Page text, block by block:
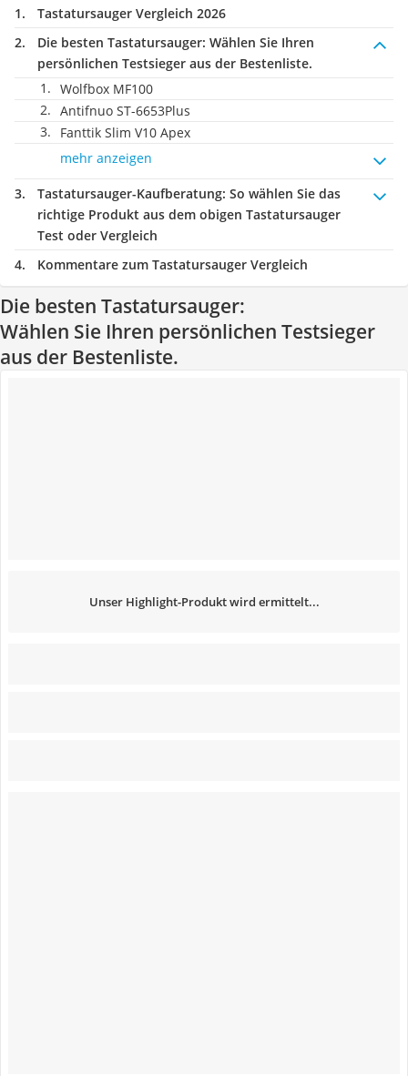
Tastatursauger Vergleich 2026
Die besten Tastatursauger: Wählen Sie Ihren
persönlichen Testsieger aus der Bestenliste.
Wolfbox MF100
Antifnuo ‎ST-6653Plus
Fanttik Slim V10 Apex
mehr anzeigen
Tastatursauger-Kaufberatung: So wählen Sie das
richtige Produkt aus dem obigen Tastatursauger
Test oder Vergleich
Kommentare zum Tastatursauger Vergleich
Die besten Tastatursauger:
Wählen Sie Ihren persönlichen Testsieger
aus der Bestenliste.
Unser Highlight-Produkt wird ermittelt...